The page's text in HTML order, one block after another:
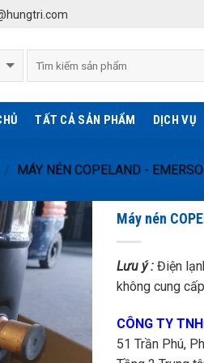
TẤT CẢ SẢN PHẨM DỊCH VỤ
/ MÁY NÉN COPELAND -
Máy nén
Lưu ý : Điện
không cung
CÔNG TY
51 Trần Phú,